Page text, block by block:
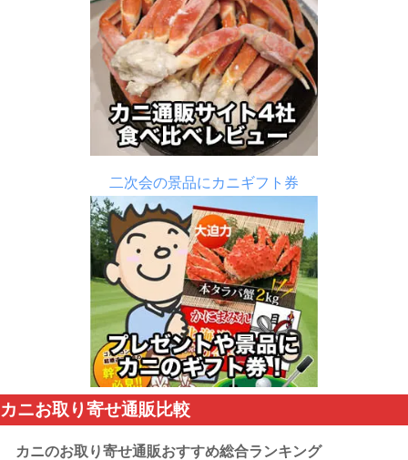
二次会の景品にカニギフト券
カニお取り寄せ通販比較
カニのお取り寄せ通販おすすめ総合ランキング